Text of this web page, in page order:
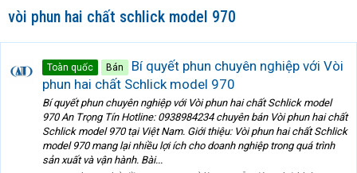
vòi phun hai chất schlick model 970
Toàn quốc Bán
Bí quyết phun chuyên nghiệp với Vòi
phun hai chất Schlick model 970
Bí quyết phun chuyên nghiệp với Vòi phun hai chất Schlick model
970 An Trọng Tín Hotline: 0938984234 chuyên bán Vòi phun hai chất
Schlick model 970 tại Việt Nam. Giới thiệu: Vòi phun hai chất Schlick
model 970 mang lại nhiều lợi ích cho doanh nghiệp trong quá trình
sản xuất và vận hành. Bài...